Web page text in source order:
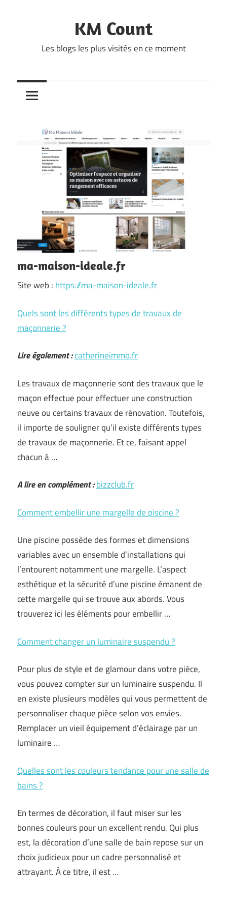
KM Count
Les blogs les plus visités en ce moment
ma-maison-ideale.fr
Site web : https://ma-maison-ideale.fr
Quels sont les différents types de travaux de
maçonnerie ?
Lire également :catherineimmo.fr
Les travaux de maçonnerie sont des travaux que le
maçon effectue pour effectuer une construction
neuve ou certains travaux de rénovation. Toutefois,
il importe de souligner qu’il existe différents types
de travaux de maçonnerie. Et ce, faisant appel
chacun à …
A lire en complément :bizzclub.fr
Comment embellir une margelle de piscine ?
Une piscine possède des formes et dimensions
variables avec un ensemble d’installations qui
l’entourent notamment une margelle. L’aspect
esthétique et la sécurité d’une piscine émanent de
cette margelle qui se trouve aux abords. Vous
trouverez ici les éléments pour embellir …
Comment changer un luminaire suspendu ?
Pour plus de style et de glamour dans votre pièce,
vous pouvez compter sur un luminaire suspendu. Il
en existe plusieurs modèles qui vous permettent de
personnaliser chaque pièce selon vos envies.
Remplacer un vieil équipement d’éclairage par un
luminaire …
Quelles sont les couleurs tendance pour une salle de
bains ?
En termes de décoration, il faut miser sur les
bonnes couleurs pour un excellent rendu. Qui plus
est, la décoration d’une salle de bain repose sur un
choix judicieux pour un cadre personnalisé et
attrayant. À ce titre, il est …